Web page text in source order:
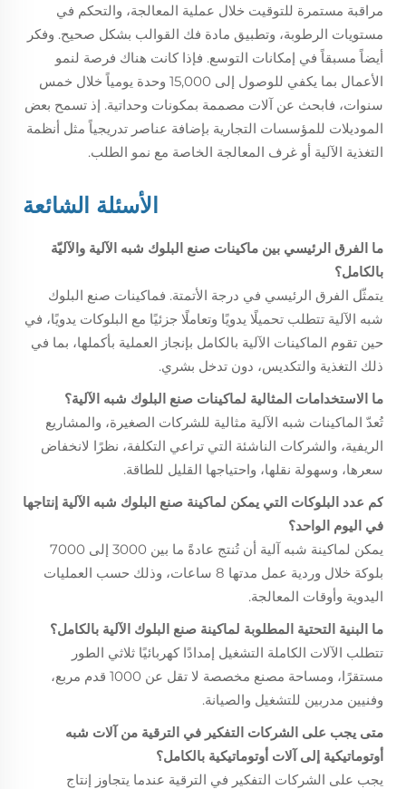
مراقبة مستمرة للتوقيت خلال عملية المعالجة، والتحكم في
مستويات الرطوبة، وتطبيق مادة فك القوالب بشكل صحيح. وفكر
أيضاً مسبقاً في إمكانات التوسع. فإذا كانت هناك فرصة لنمو
الأعمال بما يكفي للوصول إلى 15,000 وحدة يومياً خلال خمس
سنوات، فابحث عن آلات مصممة بمكونات وحداتية. إذ تسمح بعض
الموديلات للمؤسسات التجارية بإضافة عناصر تدريجياً مثل أنظمة
التغذية الآلية أو غرف المعالجة الخاصة مع نمو الطلب.
الأسئلة الشائعة
ما الفرق الرئيسي بين ماكينات صنع البلوك شبه الآلية والآليّة
بالكامل؟
يتمثّل الفرق الرئيسي في درجة الأتمتة. فماكينات صنع البلوك
شبه الآلية تتطلب تحميلًا يدويًا وتعاملًا جزئيًا مع البلوكات يدويًا، في
حين تقوم الماكينات الآلية بالكامل بإنجاز العملية بأكملها، بما في
ذلك التغذية والتكديس، دون تدخل بشري.
ما الاستخدامات المثالية لماكينات صنع البلوك شبه الآلية؟
تُعدّ الماكينات شبه الآلية مثالية للشركات الصغيرة، والمشاريع
الريفية، والشركات الناشئة التي تراعي التكلفة، نظرًا لانخفاض
سعرها، وسهولة نقلها، واحتياجها القليل للطاقة.
كم عدد البلوكات التي يمكن لماكينة صنع البلوك شبه الآلية إنتاجها
في اليوم الواحد؟
يمكن لماكينة شبه آلية أن تُنتج عادةً ما بين 3000 إلى 7000
بلوكة خلال وردية عمل مدتها 8 ساعات، وذلك حسب العمليات
اليدوية وأوقات المعالجة.
ما البنية التحتية المطلوبة لماكينة صنع البلوك الآلية بالكامل؟
تتطلب الآلات الكاملة التشغيل إمدادًا كهربائيًا ثلاثي الطور
مستقرًا، ومساحة مصنع مخصصة لا تقل عن 1000 قدم مربع،
وفنيين مدربين للتشغيل والصيانة.
متى يجب على الشركات التفكير في الترقية من آلات شبه
أوتوماتيكية إلى آلات أوتوماتيكية بالكامل؟
يجب على الشركات التفكير في الترقية عندما يتجاوز إنتاج